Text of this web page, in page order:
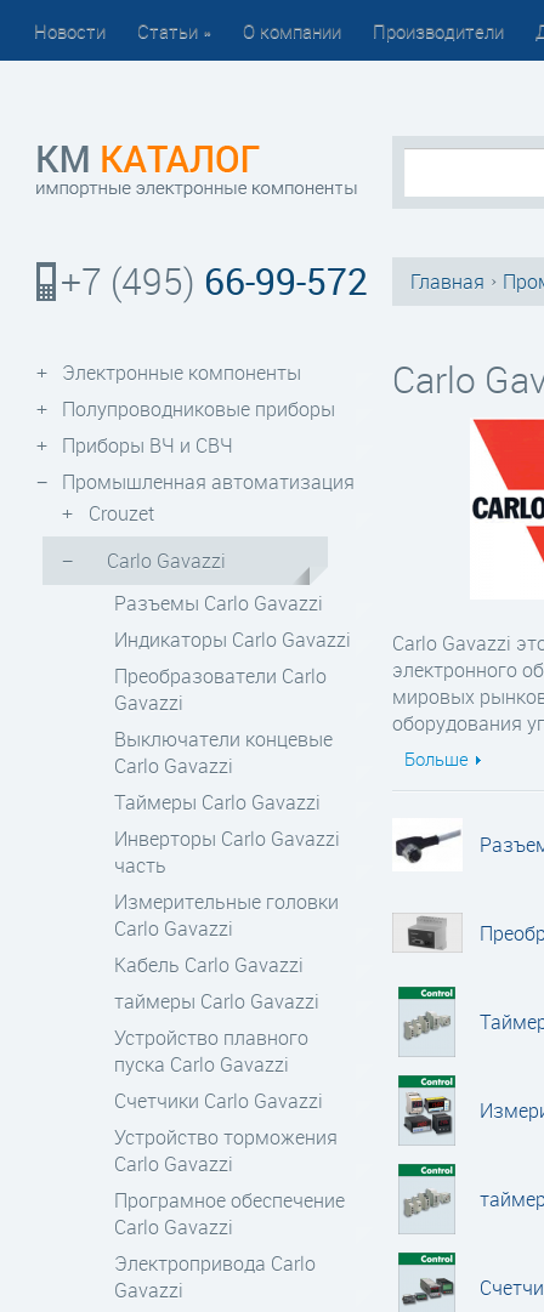
Новости Статьи » О компании Производители
+7 (495) 66-99-572
Электронные компоненты
Полупроводниковые приборы
Приборы ВЧ и СВЧ
Промышленная автоматизация
Crouzet
Carlo Gavazzi
Разъемы Carlo Gavazzi
Индикаторы Carlo Gavazzi
Преобразователи Carlo
Gavazzi
Выключатели концевые
Carlo Gavazzi
Таймеры Carlo Gavazzi
Инверторы Carlo Gavazzi
часть
Измерительные головки
Carlo Gavazzi
Кабель Carlo Gavazzi
таймеры Carlo Gavazzi
Устройство плавного
пуска Carlo Gavazzi
Счетчики Carlo Gavazzi
Устройство торможения
Carlo Gavazzi
Програмное обеспечение
Carlo Gavazzi
Электропривода Carlo
Gavazzi
Главная ›
Carlo
Carlo Gavazzi
электронного
мировых
оборудования
Больше